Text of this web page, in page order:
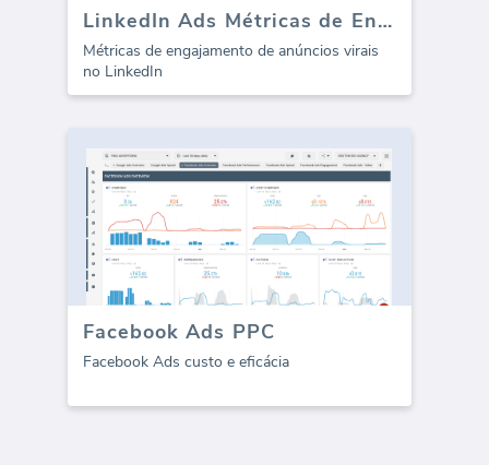
LinkedIn Ads Métricas de Engajamento Viral
Métricas de engajamento de anúncios virais
no LinkedIn
Facebook Ads PPC
Facebook Ads custo e eficácia